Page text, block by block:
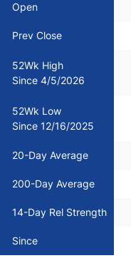
Gold
Crude Oil
All Currencies
Commodities
Open
Prev Close
52Wk High
Since 4/5/2026
52Wk Low
Since 12/16/2025
20-Day Average
200-Day Average
14-Day Rel Strength
Since